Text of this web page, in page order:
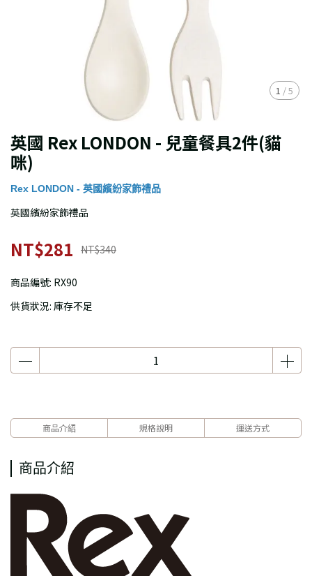
1 /5
英國 Rex LONDON - 兒童餐具2件(貓
咪)
Rex LONDON - 英國繽紛家飾禮品
英國繽紛家飾禮品
NT$281 NT$340
商品編號: RX90
供貨狀況: 庫存不足
商品介紹 規格說明 運送方式
商品介紹